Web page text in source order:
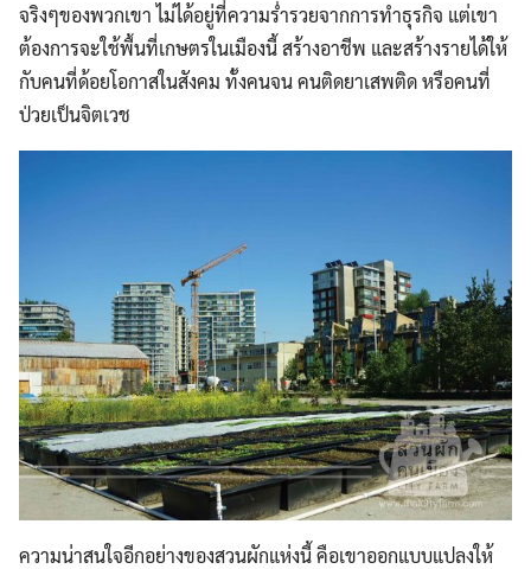
จริงๆของพวกเขา ไม่ได้อยู่ที่ความร่ำรวยจากการทำธุรกิจ แต่เขา
ต้องการจะใช้พื้นที่เกษตรในเมืองนี้ สร้างอาชีพ และสร้างรายได้ให้
กับคนที่ด้อยโอกาสในสังคม ทั้งคนจน คนติดยาเสพติด หรือคนที่
ป่วยเป็นจิตเวช
ความน่าสนใจอีกอย่างของสวนผักแห่งนี้ คือเขาออกแบบแปลงให้